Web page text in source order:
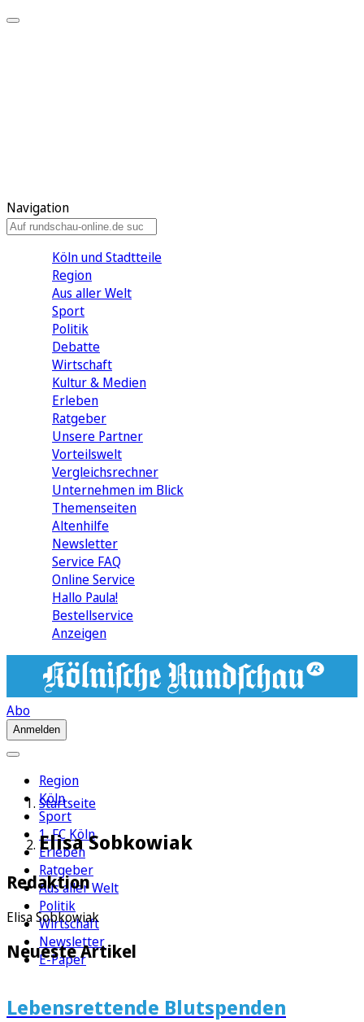
Navigation
Köln und Stadtteile
Region
Aus aller Welt
Sport
Politik
Debatte
Wirtschaft
Kultur & Medien
Erleben
Ratgeber
Unsere Partner
Vorteilswelt
Vergleichsrechner
Unternehmen im Blick
Themenseiten
Altenhilfe
Newsletter
Service FAQ
Online Service
Hallo Paula!
Bestellservice
Anzeigen
Abo
Anmelden
Region
Köln
Sport
1. FC Köln
Erleben
Ratgeber
Aus aller Welt
Politik
Wirtschaft
Newsletter
E-Paper
Startseite
Elisa Sobkowiak
Redaktion
Elisa Sobkowiak
Neueste Artikel
Lebensrettende Blutspenden